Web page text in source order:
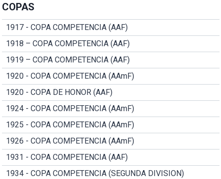
COPAS
1917 - COPA COMPETENCIA (AAF)
1918 – COPA COMPETENCIA (AAF)
1919 – COPA COMPETENCIA (AAF)
1920 - COPA COMPETENCIA (AAmF)
1920 - COPA DE HONOR (AAF)
1924 - COPA COMPETENCIA (AAmF)
1925 - COPA COMPETENCIA (AAmF)
1926 - COPA COMPETENCIA (AAmF)
1931 - COPA COMPETENCIA (AAF)
1934 - COPA COMPETENCIA (SEGUNDA DIVISION)